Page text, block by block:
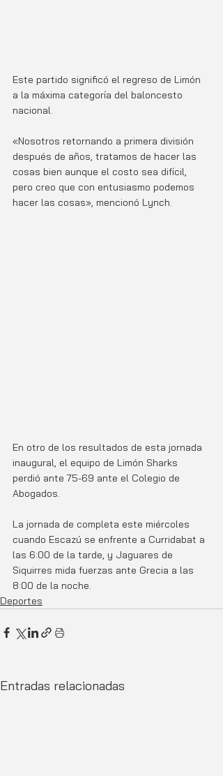
Este partido significó el regreso de Limón
a la máxima categoría del baloncesto
nacional.
«Nosotros retornando a primera división
después de años, tratamos de hacer las
cosas bien aunque el costo sea difícil,
pero creo que con entusiasmo podemos
hacer las cosas», mencionó Lynch.
En otro de los resultados de esta jornada
inaugural, el equipo de Limón Sharks
perdió ante 75-69 ante el Colegio de
Abogados.
La jornada de completa este miércoles
cuando Escazú se enfrente a Curridabat a
las 6:00 de la tarde, y Jaguares de
Siquirres mida fuerzas ante Grecia a las
8:00 de la noche.
Deportes
Entradas relacionadas